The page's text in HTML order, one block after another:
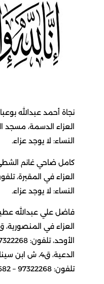
النساء: لا يوجد عزاء.
النساء: لا يوجد عزاء.
تلفون: 97322268 – 66556682.